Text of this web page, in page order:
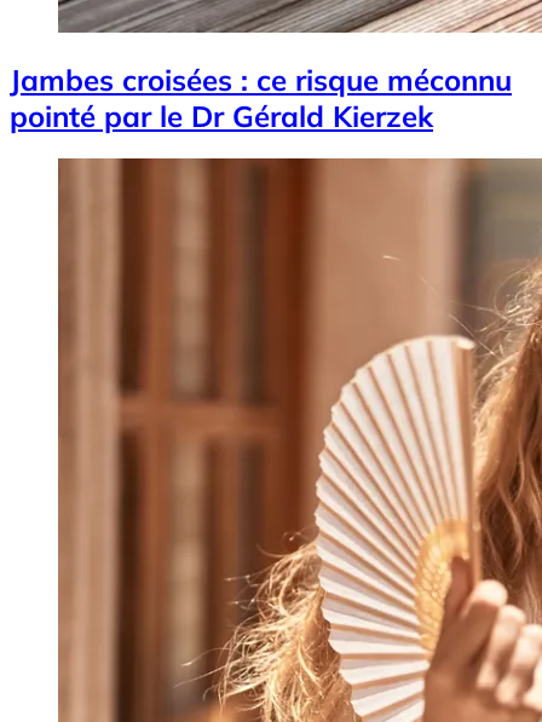
Jambes croisées : ce risque méconnu
pointé par le Dr Gérald Kierzek